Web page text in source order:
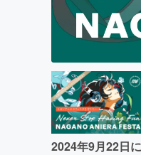
2024年9月22日